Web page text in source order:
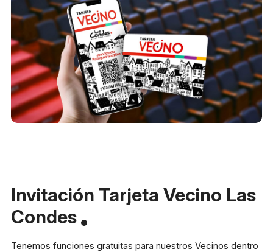
Invitación Tarjeta Vecino Las
Condes
Tenemos funciones gratuitas para nuestros Vecinos dentro